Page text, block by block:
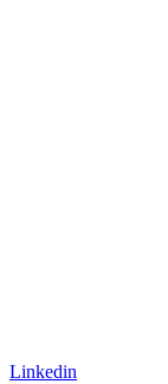
Linkedin